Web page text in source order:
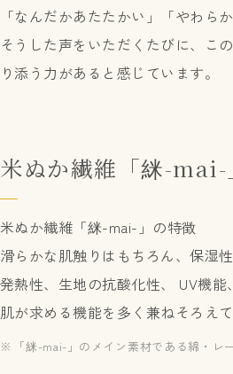
「なんだかあたたかい」「やわ
そうした声をいただくたびに、こ
り添う力があると感じています。
米ぬか繊維「䋛-mai-
米ぬか繊維「䋛-mai-」の特徴
滑らかな肌触りはもちろん、保湿
発熱性、生地の抗酸化性、 UV機能
肌が求める機能を多く兼ねそろえて
「䋛-mai-」のメイン素材である綿・レ